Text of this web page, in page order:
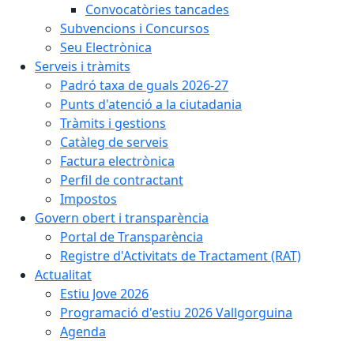
Convocatòries tancades
Subvencions i Concursos
Seu Electrònica
Serveis i tràmits
Padró taxa de guals 2026-27
Punts d'atenció a la ciutadania
Tràmits i gestions
Catàleg de serveis
Factura electrònica
Perfil de contractant
Impostos
Govern obert i transparència
Portal de Transparència
Registre d'Activitats de Tractament (RAT)
Actualitat
Estiu Jove 2026
Programació d'estiu 2026 Vallgorguina
Agenda